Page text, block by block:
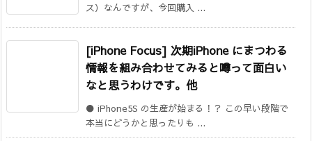
ス）なんですが、今回購入 ...
[iPhone Focus] 次期iPhone にまつわる
情報を組み合わせてみると噂って面白い
なと思うわけです。他
● iPhone5S の生産が始まる！？ この早い段階で
本当にどうかと思ったりも ...